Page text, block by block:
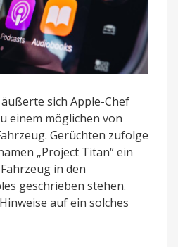
sich Apple-Chef
einem möglichen von
Gerüchten zufolge
„Project Titan“ ein
in den
geschrieben stehen.
auf ein solches